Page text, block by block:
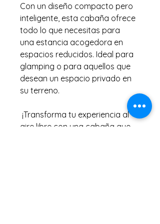
Con un diseño compacto pero
inteligente, esta cabaña ofrece
todo lo que necesitas para
una estancia acogedora en
espacios reducidos. Ideal para
glamping o para aquellos que
desean un espacio privado en
su terreno.
¡Transforma tu experiencia al
aire libre con una cabaña que